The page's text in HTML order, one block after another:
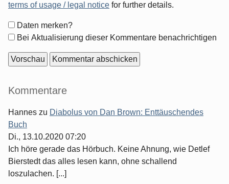
terms of usage / legal notice for further details.
Formular-
Optionen
Daten merken?
Bei Aktualisierung dieser Kommentare benachrichtigen
Seitenleiste
Kommentare
Hannes zu Diabolus von Dan Brown: Enttäuschendes
Buch
Di., 13.10.2020 07:20
Ich höre gerade das Hörbuch. Keine Ahnung, wie Detlef
Bierstedt das alles lesen kann, ohne schallend
loszulachen. [...]